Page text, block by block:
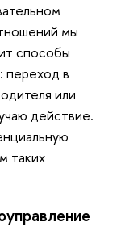
мы
способы
переход в
или
действие.
таких